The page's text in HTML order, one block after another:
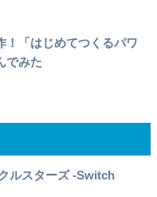
！「はじめてつくるパワ
でみた
ルスターズ -Switch